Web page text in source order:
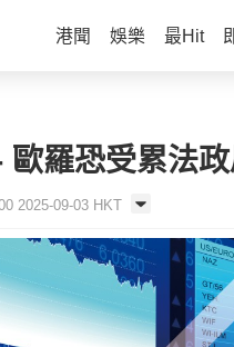
港聞 娛樂 最Hit
歐羅恐受累法
2025-09-03 HKT